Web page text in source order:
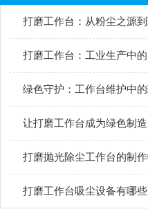
打磨工作台吸尘设备有哪些